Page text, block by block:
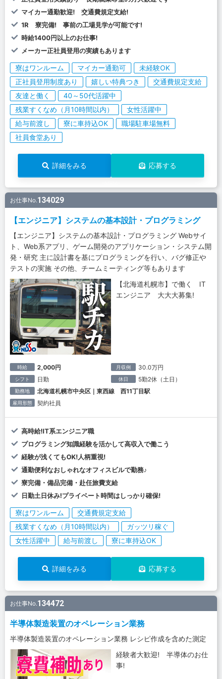
マイカー通勤歓迎! 交通費規定支給!
1R 寮完備! 事前の工場見学が可能です!
時給1400円以上のお仕事!
メーカー正社員登用の実績もあります
寮はワンルーム マイカー通勤可
未経験OK
正社員登用制度あり
嬉しい特典つき
交通費規定支給
友達と働く
40～50代活躍中
残業すくなめ（月10時間以内）
女性活躍中
給与前渡し
寮に車持込OK
職場駐車場無料
社員食堂あり
詳細をみる 応募する
お仕事No.134029
【エンジニア】システムの基本設計・プログラミング
【エンジニア】システムの基本設計・プログラミング Webサイ
ト、Web系アプリ、ゲーム開発のアプリケーション・システム開
発・研究 主に設計書を基にプログラミングを行い、バグ修正や
テストの実施 その他、チームミーティング等もあります
【北海道札幌市】で働く IT
エンジニア 大大大募集!
時給 2,000円 月収例 30.0万円
シフト 日勤 休日 5勤2休（土日）
勤務地 北海道札幌市中央区｜東西線 西11丁目駅
雇用形態 契約社員
高時給!IT系エンジニア職
プログラミング知識経験を活かして高収入で働こう
経験が浅くてもOK!人柄重視!
通勤便利なおしゃれなオフィスビルで勤務♪
寮完備・備品完備・赴任旅費支給
日勤土日休み!プライベート時間はしっかり確保!
寮はワンルーム
交通費規定支給
残業すくなめ（月10時間以内）
ガッツリ稼ぐ
女性活躍中
給与前渡し 寮に車持込OK
詳細をみる 応募する
お仕事No.134472
半導体製造装置のオペレーション業務
半導体製造装置のオペレーション業務 レシピ作成を含めた測定
経験者大歓迎! 半導体のお仕
事!